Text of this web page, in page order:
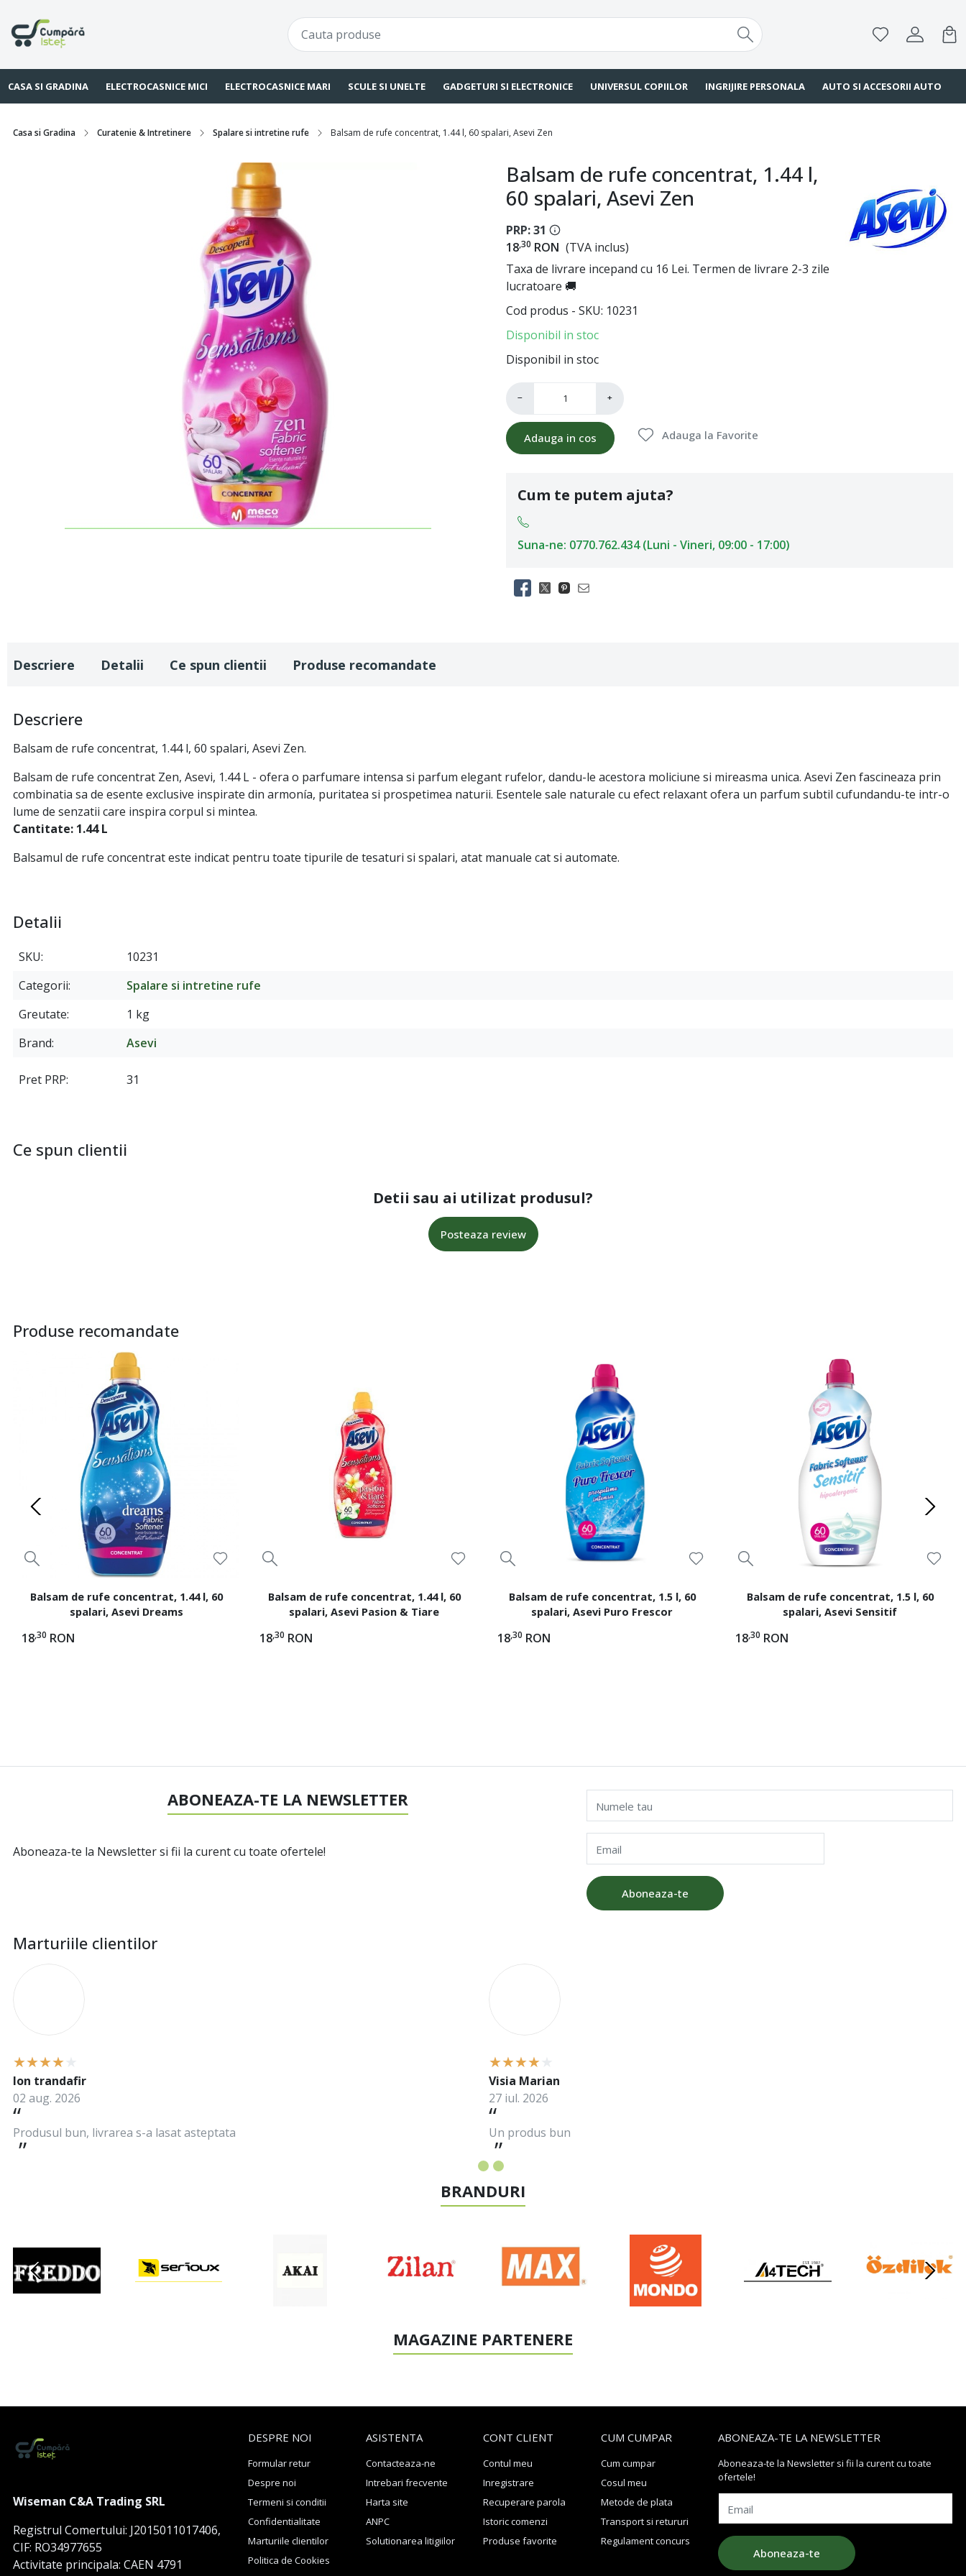
CASA SI GRADINA ELECTROCASNICE MICI ELECTROCASNICE MARI SCULE SI UNELTE GADGETURI SI ELECTRONICE UNIVERSUL COPIILOR INGRIJIRE PERSONALA AUTO SI ACCESORII AUTO
Casa si Gradina Curatenie & Intretinere Spalare si intretine rufe Balsam de rufe concentrat, 1.44 l, 60 spalari, Asevi Zen
Balsam de rufe concentrat, 1.44 l,
60 spalari, Asevi Zen
PRP: 31
18,30 RON (TVA inclus)
Taxa de livrare incepand cu 16 Lei. Termen de livrare 2-3 zile
lucratoare 🚚
Cod produs - SKU 10231
Disponibil in stoc
Disponibil in stoc
− +
Adauga in cos Adauga la Favorite
Cum te putem ajuta?
Suna-ne: 0770.762.434 (Luni - Vineri, 09:00 - 17:00)
Descriere Detalii Ce spun clientii Produse recomandate
Descriere
Balsam de rufe concentrat, 1.44 l, 60 spalari, Asevi Zen.
Balsam de rufe concentrat Zen, Asevi, 1.44 L - ofera o parfumare intensa si parfum elegant rufelor, dandu-le acestora moliciune si mireasma unica. Asevi Zen fascineaza prin
combinatia sa de esente exclusive inspirate din armonía, puritatea si prospetimea naturii. Esentele sale naturale cu efect relaxant ofera un parfum subtil cufundandu-te intr-o
lume de senzatii care inspira corpul si mintea.
Cantitate: 1.44 L
Balsamul de rufe concentrat este indicat pentru toate tipurile de tesaturi si spalari, atat manuale cat si automate.
Detalii
SKU
10231
Categorii
Spalare si intretine rufe
Greutate
1 kg
Brand
Asevi
Pret PRP 31
Ce spun clientii
Detii sau ai utilizat produsul?
Posteaza review
Produse recomandate
Balsam de rufe concentrat, 1.44 l, 60
spalari, Asevi Dreams
18,30 RON
Balsam de rufe concentrat, 1.44 l, 60
spalari, Asevi Pasion & Tiare
18,30 RON
Balsam de rufe concentrat, 1.5 l, 60
spalari, Asevi Puro Frescor
18,30 RON
Balsam de rufe concentrat, 1.5 l, 60
spalari, Asevi Sensitif
18,30 RON
ABONEAZA-TE LA NEWSLETTER
Aboneaza-te la Newsletter si fii la curent cu toate ofertele!
Numele tau
Email
Aboneaza-te
Marturiile clientilor
Produsul bun, livrarea s-a lasat asteptata
Ion trandafir
02 aug. 2026
Un produs bun
Visia Marian
27 iul. 2026
BRANDURI
MAGAZINE PARTENERE
Wiseman C&A Trading SRL
Registrul Comertului: J2015011017406,
CIF: RO34977655
Activitate principala: CAEN 4791
DESPRE NOI
Formular retur
Despre noi
Termeni si conditii
Confidentialitate
Marturiile clientilor
Politica de Cookies
ASISTENTA
Contacteaza-ne
Intrebari frecvente
Harta site
ANPC
Solutionarea litigiilor
CONT CLIENT
Contul meu
Inregistrare
Recuperare parola
Istoric comenzi
Produse favorite
CUM CUMPAR
Cum cumpar
Cosul meu
Metode de plata
Transport si retururi
Regulament concurs
ABONEAZA-TE LA NEWSLETTER
Aboneaza-te la Newsletter si fii la curent cu toate
ofertele!
Email
Aboneaza-te